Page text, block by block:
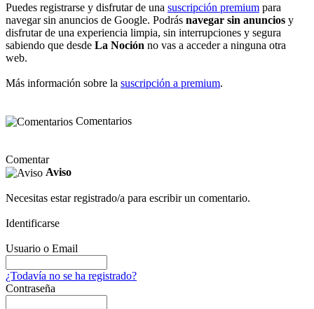
Puedes registrarse y disfrutar de una suscripción premium para
navegar sin anuncios de Google. Podrás navegar sin anuncios y
disfrutar de una experiencia limpia, sin interrupciones y segura
sabiendo que desde La Noción no vas a acceder a ninguna otra
web.
Más información sobre la suscripción a premium.
Comentarios
Comentar
Aviso
Necesitas estar registrado/a para escribir un comentario.
Identificarse
Usuario o Email
¿Todavía no se ha registrado?
Contraseña